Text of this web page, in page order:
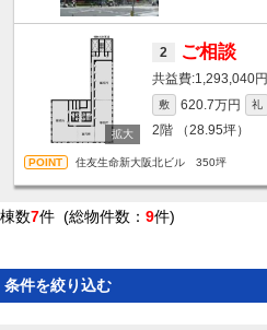
2 ご相談
1,293,040円
敷 620.7万円 礼
2階 （28.95坪）
住友生命新大阪北ビル 350坪
棟数7件 (総物件数： 9件)
条件を絞り込む